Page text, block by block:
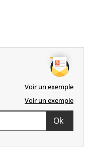
Voir un exemple
Voir un exemple